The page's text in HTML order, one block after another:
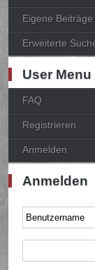
Eigene Beiträge
Erweiterte
User Menu
FAQ
Registrieren
Anmelden
Anmelden